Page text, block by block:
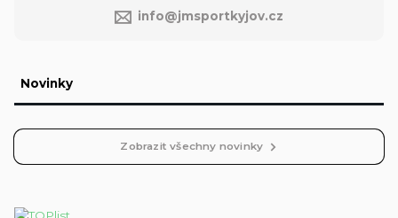
info@jmsportkyjov.cz
Novinky
Zobrazit všechny novinky